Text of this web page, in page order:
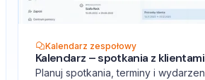
Kalendarz zespołowy
Kalendarz – spotkania z klientami
Planuj spotkania, terminy i